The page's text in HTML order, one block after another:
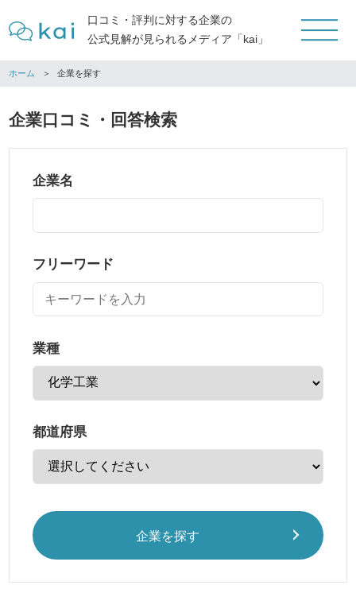
口コミ・評判に対する企業の
公式見解が見られるメディア「kai」
ホーム 企業を探す
企業口コミ・回答検索
企業名
フリーワード
業種
都道府県
企業を探す